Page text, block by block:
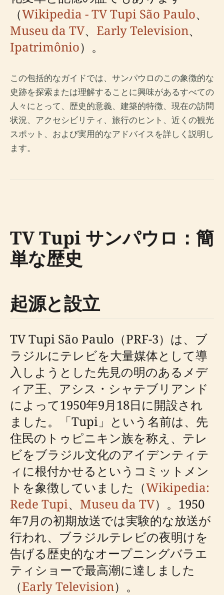
（Wikipedia - TV Tupi São Paulo、
Museu da TV、 Early Television、
Ipatrimônio）。
この包括的なガイドでは、サンパウロのこの象徴的な
史跡を探索または理解することに興味があるすべての
人々にとって、歴史的意義、建築的特徴、現在の訪問
状況、アクセシビリティ、旅行のヒント、近くの観光
スポット、および実用的なアドバイスを詳しく説明し
ます。
TV Tupi サンパウロ：簡
単な歴史
起源と設立
TV Tupi São Paulo（PRF-3）は、ブ
ラジルにテレビを大量媒体として導
入しようとした先見の明のあるメデ
ィア王、アシス・シャテブリアンド
によって1950年9月18日に開設され
ました。「Tupi」という名前は、先
住民のトゥピニキン族を称え、テレ
ビをブラジル文化のアイデンティテ
ィに根付かせるというコミットメン
トを象徴していました（Wikipedia:
Rede Tupi、 Museu da TV）。1950
年7月の初期放送では実験的な放送が
行われ、ブラジルテレビの夜明けを
告げる歴史的なオープニングバラエ
ティショーで最高潮に達しました
（Early Television）。